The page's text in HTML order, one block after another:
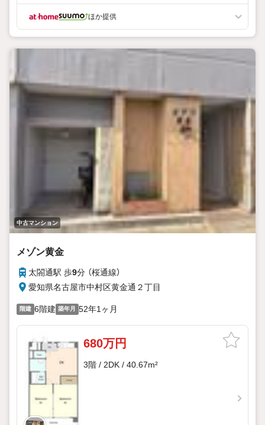
現地を見学される場合は「室内・現地を見学する（無料）」ボタ
ンより
ご希望の日時をご記入いただけますとスムーズにご案内が可
能です。
ほか提供
中古マンション
メゾン黄金
太閤通駅 歩9分 （桜通線）
愛知県名古屋市中村区黄金通２丁目
階建 6階建 築年月 52年1ヶ月
680万円
3階 / 2DK / 40.67m²